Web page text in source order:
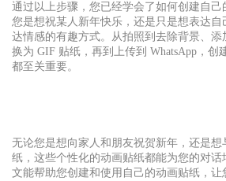
通过以上步骤，您已经学会了如何创建自己
您是想祝某人新年快乐，还是只是想表达自
达情感的有趣方式。从拍照到去除背景、
换为 GIF 贴纸，再到上传到 WhatsApp，创
都至关重要。
无论您是想向家人和朋友祝贺新年，还是
纸，这些个性化的动画贴纸都能为您的对话
文能帮助您创建和使用自己的动画贴纸，让